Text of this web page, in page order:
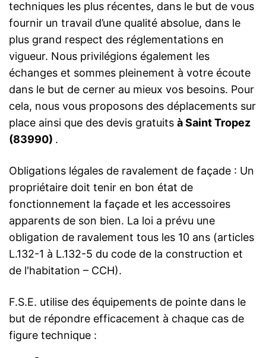
techniques les plus récentes, dans le but de vous
fournir un travail d’une qualité absolue, dans le
plus grand respect des réglementations en
vigueur. Nous privilégions également les
échanges et sommes pleinement à votre écoute
dans le but de cerner au mieux vos besoins. Pour
cela, nous vous proposons des déplacements sur
place ainsi que des devis gratuits à Saint Tropez
(83990) .
Obligations légales de ravalement de façade : Un
propriétaire doit tenir en bon état de
fonctionnement la façade et les accessoires
apparents de son bien. La loi a prévu une
obligation de ravalement tous les 10 ans (articles
L.132-1 à L.132-5 du code de la construction et
de l'habitation – CCH).
F.S.E. utilise des équipements de pointe dans le
but de répondre efficacement à chaque cas de
figure technique :